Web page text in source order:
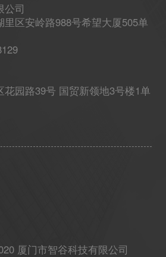
公司
里区安岭路988号希望大厦505单
花园路39号 国贸新领地3号楼1单
厦门市智谷科技有限公司